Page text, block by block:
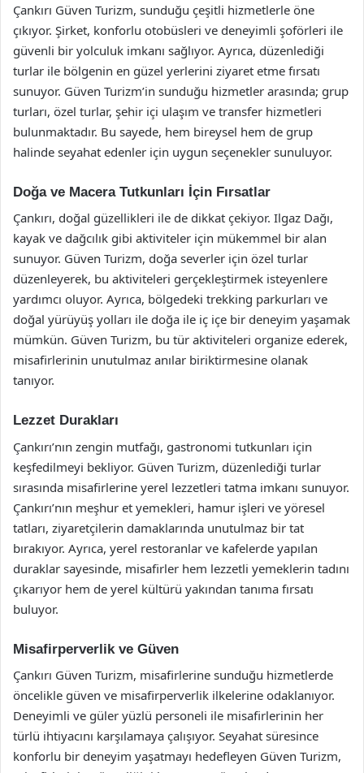
Çankırı Güven Turizm, sunduğu çeşitli hizmetlerle öne
çıkıyor. Şirket, konforlu otobüsleri ve deneyimli şoförleri ile
güvenli bir yolculuk imkanı sağlıyor. Ayrıca, düzenlediği
turlar ile bölgenin en güzel yerlerini ziyaret etme fırsatı
sunuyor. Güven Turizm’in sunduğu hizmetler arasında; grup
turları, özel turlar, şehir içi ulaşım ve transfer hizmetleri
bulunmaktadır. Bu sayede, hem bireysel hem de grup
halinde seyahat edenler için uygun seçenekler sunuluyor.
Doğa ve Macera Tutkunları İçin Fırsatlar
Çankırı, doğal güzellikleri ile de dikkat çekiyor. Ilgaz Dağı,
kayak ve dağcılık gibi aktiviteler için mükemmel bir alan
sunuyor. Güven Turizm, doğa severler için özel turlar
düzenleyerek, bu aktiviteleri gerçekleştirmek isteyenlere
yardımcı oluyor. Ayrıca, bölgedeki trekking parkurları ve
doğal yürüyüş yolları ile doğa ile iç içe bir deneyim yaşamak
mümkün. Güven Turizm, bu tür aktiviteleri organize ederek,
misafirlerinin unutulmaz anılar biriktirmesine olanak
tanıyor.
Lezzet Durakları
Çankırı’nın zengin mutfağı, gastronomi tutkunları için
keşfedilmeyi bekliyor. Güven Turizm, düzenlediği turlar
sırasında misafirlerine yerel lezzetleri tatma imkanı sunuyor.
Çankırı’nın meşhur et yemekleri, hamur işleri ve yöresel
tatları, ziyaretçilerin damaklarında unutulmaz bir tat
bırakıyor. Ayrıca, yerel restoranlar ve kafelerde yapılan
duraklar sayesinde, misafirler hem lezzetli yemeklerin tadını
çıkarıyor hem de yerel kültürü yakından tanıma fırsatı
buluyor.
Misafirperverlik ve Güven
Çankırı Güven Turizm, misafirlerine sunduğu hizmetlerde
öncelikle güven ve misafirperverlik ilkelerine odaklanıyor.
Deneyimli ve güler yüzlü personeli ile misafirlerinin her
türlü ihtiyacını karşılamaya çalışıyor. Seyahat süresince
konforlu bir deneyim yaşatmayı hedefleyen Güven Turizm,